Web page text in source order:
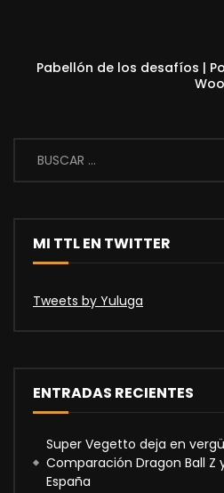
Pabellón de los desafíos |
MI TTL EN TWITTER
Tweets by Yuluga
ENTRADAS RECIENTES
Super Vegetto deja en
Comparación Dragon Ball Z
España